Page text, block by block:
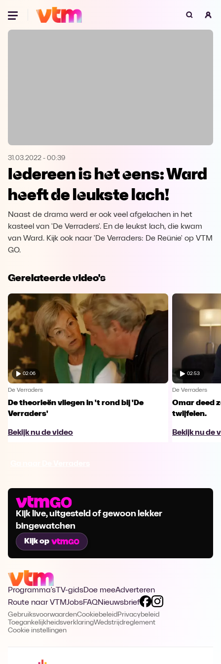
Oeps, browser niet ondersteund
Microsoft Edge Download
Opera Download
31.03.2022 - 00:39
Iedereen is het eens: Ward
heeft de leukste lach!
Naast de drama werd er ook veel afgelachen in het
kasteel van 'De Verraders'. En de leukst lach, die kwam
van Ward. Kijk ook naar 'De Verraders: De Reünie' op VTM
GO.
Gerelateerde video's
02:06
De Verraders
De theorieën vliegen in 't rond bij 'De
Verraders'
Bekijk nu de video
02:53
De Verraders
Omar deed
twijfelen.
Bekijk nu de
Kijk live, uitgesteld of gewoon lekker
bingewatchen
Kijk op
Programma's TV-gidsDoe meeAdverteren
Route naar VTMJobsFAQNieuwsbrief
GebruiksvoorwaardenCookiebeleid Privacybeleid
ToegankelijkheidsverklaringWedstrijdreglement
Cookie instellingen